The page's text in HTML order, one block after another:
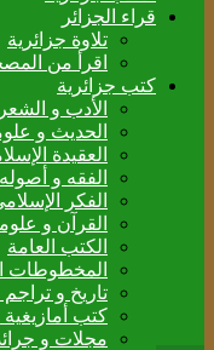
قراء الجزائر
تلاوة جزائرية
اقرأ من
كتب جزائرية
الأدب و الشعر
الحديث و
العقيدة
الفقه و أصوله
الفكر
القرآن و
الكتب العامة
المخطوطات
تاريخ و تراجم
كتب
مجلات و